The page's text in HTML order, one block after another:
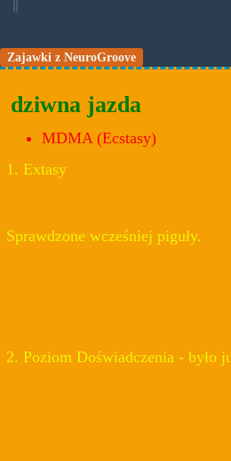
Zajawki z NeuroGroove
dziwna jazda
MDMA (Ecstasy)
1. Extasy
Sprawdzone wcześniej piguły.
2. Poziom Doświadczenia - było